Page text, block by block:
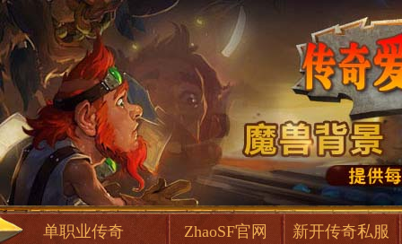
单职业传奇 ZhaoSF官网 新开传奇私服